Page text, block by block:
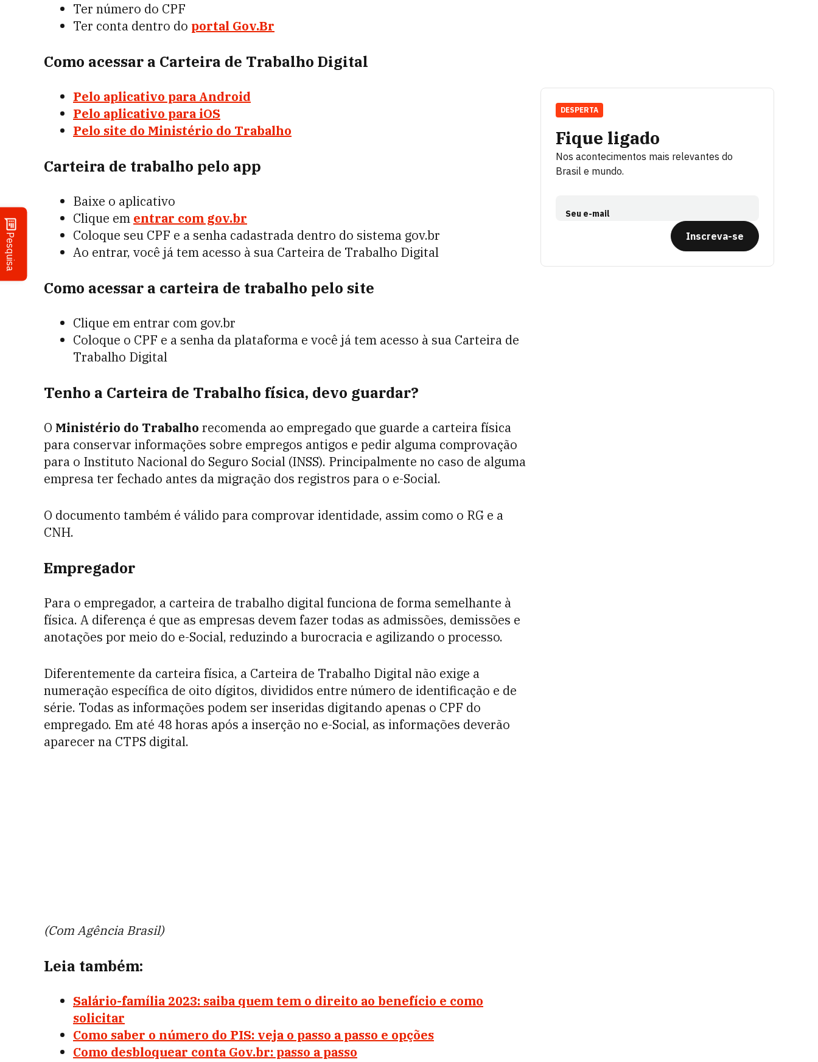
Pesquisa
Ter número do CPF
Ter conta dentro do portal Gov.Br
Como acessar a Carteira de Trabalho Digital
Pelo aplicativo para Android
Pelo aplicativo para iOS
Pelo site do Ministério do Trabalho
Carteira de trabalho pelo app
Baixe o aplicativo
Clique em entrar com gov.br
Coloque seu CPF e a senha cadastrada dentro do sistema gov.br
Ao entrar, você já tem acesso à sua Carteira de Trabalho Digital
Como acessar a carteira de trabalho pelo site
Clique em entrar com gov.br
Coloque o CPF e a senha da plataforma e você já tem acesso à sua Carteira de
Trabalho Digital
Tenho a Carteira de Trabalho física, devo guardar?
O Ministério do Trabalho recomenda ao empregado que guarde a carteira física
para conservar informações sobre empregos antigos e pedir alguma comprovação
para o Instituto Nacional do Seguro Social (INSS). Principalmente no caso de alguma
empresa ter fechado antes da migração dos registros para o e-Social.
O documento também é válido para comprovar identidade, assim como o RG e a
CNH.
Empregador
Para o empregador, a carteira de trabalho digital funciona de forma semelhante à
física. A diferença é que as empresas devem fazer todas as admissões, demissões e
anotações por meio do e-Social, reduzindo a burocracia e agilizando o processo.
Diferentemente da carteira física, a Carteira de Trabalho Digital não exige a
numeração específica de oito dígitos, divididos entre número de identificação e de
série. Todas as informações podem ser inseridas digitando apenas o CPF do
empregado. Em até 48 horas após a inserção no e-Social, as informações deverão
aparecer na CTPS digital.
(Com Agência Brasil)
Leia também:
Salário-família 2023: saiba quem tem o direito ao benefício e como
solicitar
Como saber o número do PIS: veja o passo a passo e opções
Como desbloquear conta Gov.br: passo a passo
Fique ligado
Nos acontecimentos mais relevantes do
Brasil e mundo.
Seu e-mail
Inscreva-se
DESPERTA